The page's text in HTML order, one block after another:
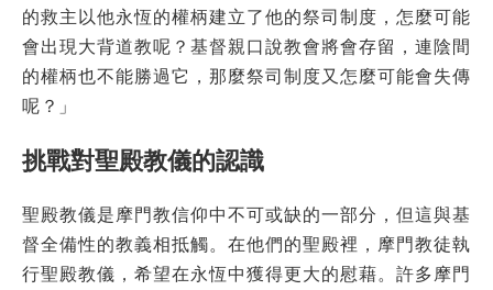
的救主以他永恆的權柄建立了他的祭司制度，怎麼可能
會出現大背道教呢？基督親口說教會將會存留，連陰間
的權柄也不能勝過它，那麼祭司制度又怎麼可能會失傳
呢？」
挑戰對聖殿教儀的認識
聖殿教儀是摩門教信仰中不可或缺的一部分，但這與基
督全備性的教義相抵觸。在他們的聖殿裡，摩門教徒執
行聖殿教儀，希望在永恆中獲得更大的慰藉。許多摩門